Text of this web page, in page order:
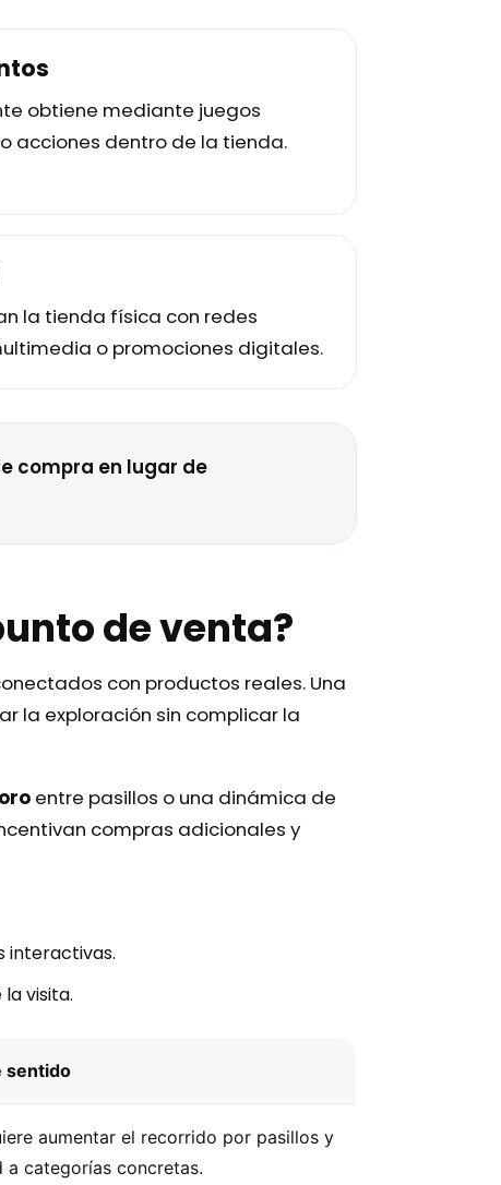
obtiene mediante juegos
acciones dentro de la tienda.
la tienda física con redes
o promociones digitales.
compra en lugar de
de venta?
con productos reales. Una
la exploración sin complicar la
entre pasillos o una dinámica de
compras adicionales y
interactivas.
visita.
sentido
aumentar el recorrido por pasillos y
a categorías concretas.